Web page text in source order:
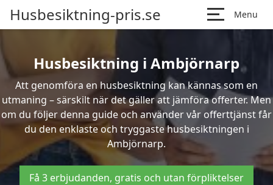
Husbesiktning-pris.se Menu
Husbesiktning i Ambjörnarp
Att genomföra en husbesiktning kan kännas som en
utmaning – särskilt när det gäller att jämföra offerter. Men
om du följer denna guide och använder vår offerttjänst får
du den enklaste och tryggaste husbesiktningen i
Ambjörnarp.
Få 3 erbjudanden, gratis och utan förpliktelser